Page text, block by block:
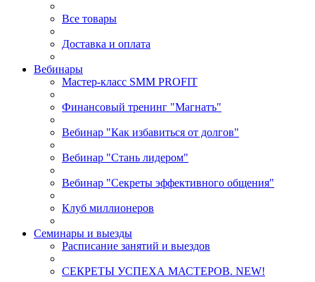
Все товары
Доставка и оплата
Вебинары
Мастер-класс SMM PROFIT
Финансовый тренинг "Магнатъ"
Вебинар "Как избавиться от долгов"
Вебинар "Стань лидером"
Вебинар "Секреты эффективного общения"
Клуб миллионеров
Семинары и выезды
Расписание занятий и выездов
СЕКРЕТЫ УСПЕХА МАСТЕРОВ. NEW!